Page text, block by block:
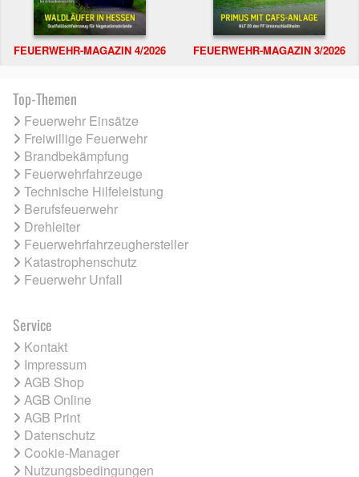
FEUERWEHR-MAGAZIN 4/2026 FEUERWEHR-MAGAZIN 3/2026
Top-Themen
Feuerwehr Einsätze
Freiwillige Feuerwehr
Brandbekämpfung
Feuerwehrfahrzeuge
Technische Hilfeleistung
Berufsfeuerwehr
Drehleiter
Feuerwehrfahrzeughersteller
Katastrophenschutz
Feuerwehr Unfall
Service
Kontakt
Impressum
AGB Shop
AGB Online
AGB Print
Datenschutz
Cookie-Manager
Nutzungsbedingungen